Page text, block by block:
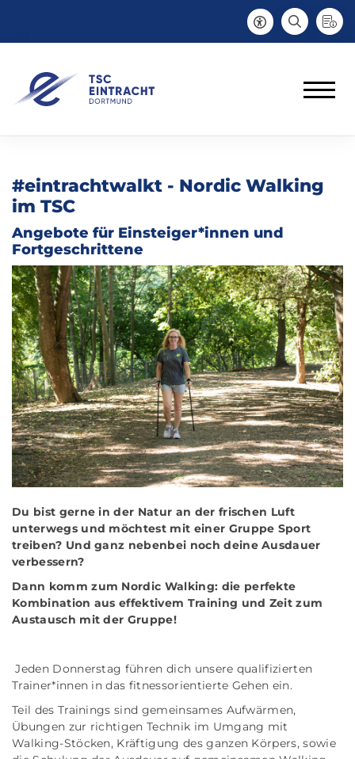
#eintrachtwalkt - Nordic Walking
im TSC
Angebote für Einsteiger*innen und
Fortgeschrittene
Du bist gerne in der Natur an der frischen Luft
unterwegs und möchtest mit einer Gruppe Sport
treiben? Und ganz nebenbei noch deine Ausdauer
verbessern?
Dann komm zum Nordic Walking: die perfekte
Kombination aus effektivem Training und Zeit zum
Austausch mit der Gruppe!
Jeden Donnerstag führen dich unsere qualifizierten
Trainer*innen in das fitnessorientierte Gehen ein.
Teil des Trainings sind gemeinsames Aufwärmen,
Übungen zur richtigen Technik im Umgang mit
Walking-Stöcken, Kräftigung des ganzen Körpers, sowie